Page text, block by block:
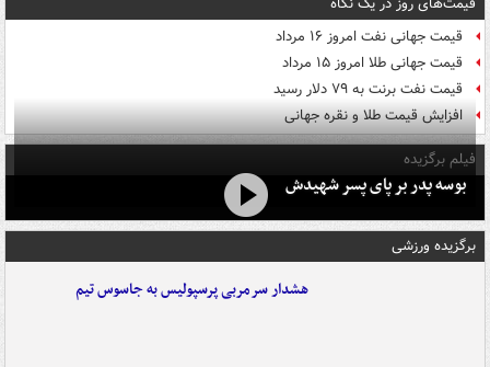
قیمت جهانی نفت امروز ۱۶ مرداد
قیمت جهانی طلا امروز ۱۵ مرداد
قیمت نفت برنت به ۷۹ دلار رسید
افزایش قیمت طلا و نقره جهانی
فیلم برگزیده
بوسه‌ پدر بر پای پسر شهیدش
برگزیده ورزشی
هشدار سرمربی پرسپولیس به جاسوس تیم